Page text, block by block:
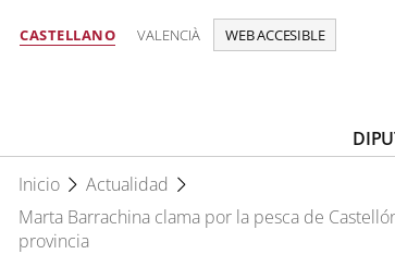
CASTELLANO VALENCIÀ WEB ACCESIBLE
Inicio
Actualidad
Marta Barrachina clama por la pesca de
provincia